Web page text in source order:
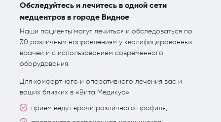
Обследуйтесь и лечитесь в одной сети
медцентров в городе Видное
Наши пациенты могут лечиться и обследоваться по
30 различным направлениям у квалифицированных
врачей и с использованием современного
оборудования.
Для комфортного и оперативного лечения вас и
ваших близких в «Вита Медикус»:
прием ведут врачи различного профиля;